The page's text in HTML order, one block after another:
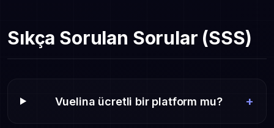
Sıkça Sorulan Sorular (SSS)
Vuelina ücretli bir platform mu? +